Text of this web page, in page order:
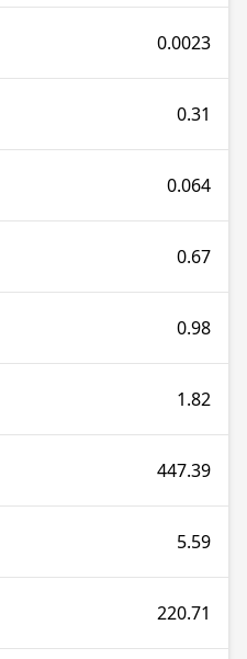
0.0023
0.31
0.064
0.67
0.98
1.82
447.39
5.59
220.71